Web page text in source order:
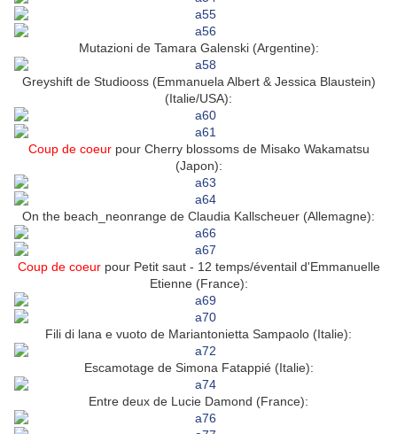
Mutazioni de Tamara Galenski (Argentine):
Greyshift de Studiooss (Emmanuela Albert & Jessica Blaustein)
(Italie/USA):
Coup de coeurpour Cherry blossoms de Misako Wakamatsu
(Japon):
On the beach_neonrange de Claudia Kallscheuer (Allemagne):
Coup de coeurpour Petit saut - 12 temps/éventail d'Emmanuelle
Etienne (France):
Fili di lana e vuoto de Mariantonietta Sampaolo (Italie):
Escamotage de Simona Fatappié (Italie):
Entre deux de Lucie Damond (France):